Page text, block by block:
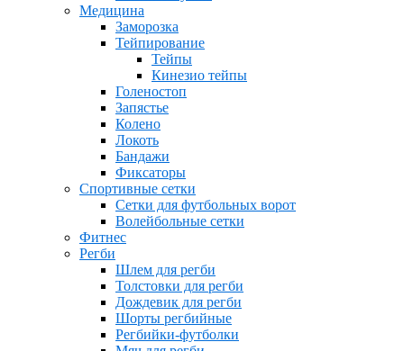
Медицина
Заморозка
Тейпирование
Тейпы
Кинезио тейпы
Голеностоп
Запястье
Колено
Локоть
Бандажи
Фиксаторы
Спортивные сетки
Сетки для футбольных ворот
Волейбольные сетки
Фитнес
Регби
Шлем для регби
Толстовки для регби
Дождевик для регби
Шорты регбийные
Регбийки-футболки